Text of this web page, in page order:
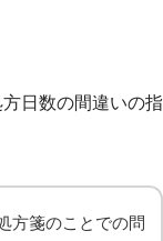
日数の間違いの指
箋のことでの問